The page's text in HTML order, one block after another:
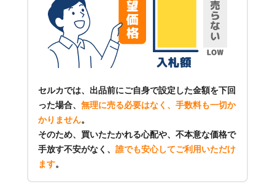
セルカでは、出品前にご自身で設定した金額を下回
った場合、 無理に売る必要はなく、手数料も一切か
かりません。
そのため、買いたたかれる心配や、不本意な価格で
手放す不安がなく、 誰でも安心してご利用いただけ
ます。